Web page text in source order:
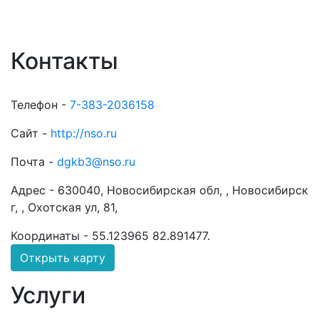
Контакты
Телефон - 7-383-2036158
Сайт - http://nso.ru
Почта - dgkb3@nso.ru
Адрес - 630040, Новосибирская обл, , Новосибирск
г, , Охотская ул, 81,
Координаты - 55.123965 82.891477.
Открыть карту
Услуги